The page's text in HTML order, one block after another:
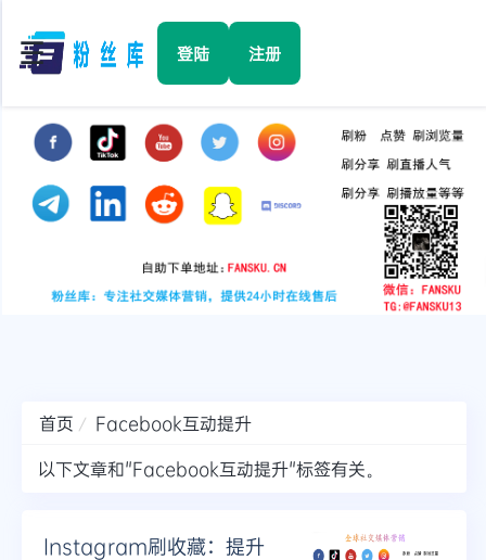
☰ 登陆 注册
Facebook
TikTok
YouTube
Twitter
Telegram
首页
Facebook互动提升
以下文章和"Facebook互动提升"标签有关。
Instagram刷收藏：提升